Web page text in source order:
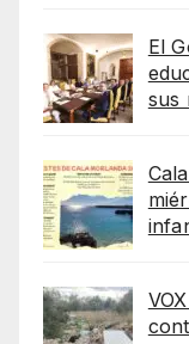
El
sus